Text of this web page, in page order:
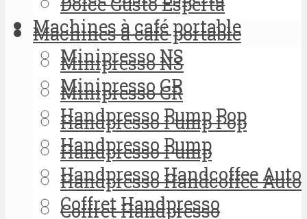
Machines à café portable
Minipresso NS
Minipresso GR
Handpresso Pump Pop
Handpresso Pump
Handpresso Handcoffee Auto
Coffret Handpresso
Machines à café portable
Minipresso NS
Minipresso GR
Handpresso Pump Pop
Handpresso Pump
Handpresso Handcoffee Auto
Coffret Handpresso